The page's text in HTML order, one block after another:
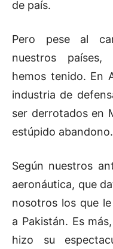
de país.
Pero pese al
nuestros
hemos tenido. En
industria de
ser derrotados en
estúpido abandono.
Según nuestros
aeronáutica, que
nosotros los que
a Pakistán. Es
hizo su